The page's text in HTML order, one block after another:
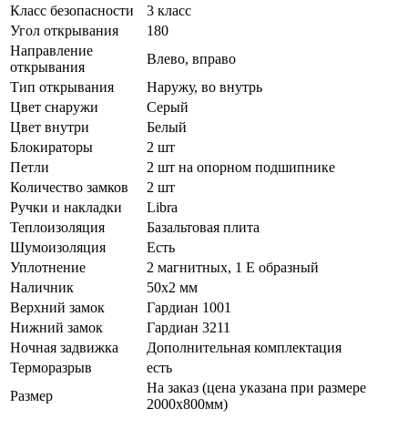
Класс безопасности
3 класс
Угол открывания
180
Направление
открывания
Влево, вправо
Тип открывания
Наружу, во внутрь
Цвет снаружи
Серый
Цвет внутри
Белый
Блокираторы
2 шт
Петли
2 шт на опорном подшипнике
Количество замков
2 шт
Ручки и накладки
Libra
Теплоизоляция
Базальтовая плита
Шумоизоляция
Есть
Уплотнение
2 магнитных, 1 Е образный
Наличник
50х2 мм
Верхний замок
Гардиан 1001
Нижний замок
Гардиан 3211
Ночная задвижка
Дополнительная комплектация
Терморазрыв
есть
Размер
На заказ (цена указана при размере
2000х800мм)